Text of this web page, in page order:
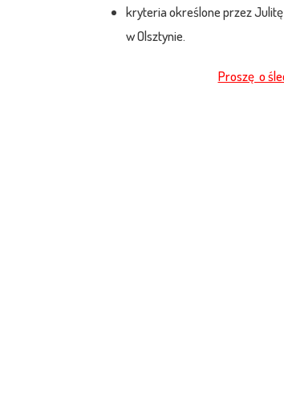
kryteria określone przez
w Olsztynie.
Proszę o